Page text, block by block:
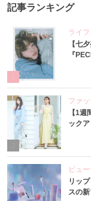
記事ランキング
ライ
【七
『
ファ
【1
ック
ビュ
リッ
スの